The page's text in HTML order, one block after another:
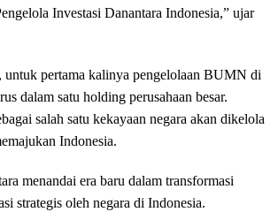
Investasi Danantara Indonesia,” ujar
untuk pertama kalinya pengelolaan BUMN di
dalam satu holding perusahaan besar.
salah satu kekayaan negara akan dikelola
Indonesia.
menandai era baru dalam transformasi
strategis oleh negara di Indonesia.